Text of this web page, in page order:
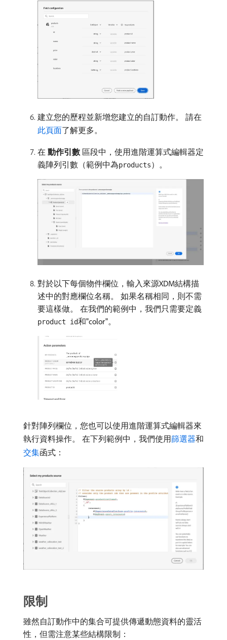
建立您的歷程並新增您建立的自訂動作。 請在
此頁面了解更多。
在​ 動作引數 ​區段中，使用進階運算式編輯器定
義陣列引數（範例中為products）。
對於以下每個物件欄位，輸入來源XDM結構描
述中的對應欄位名稱。 如果名稱相同，則不需
要這樣做。 在我們的範例中，我們只需要定義
product id和"color"。
針對陣列欄位，您也可以使用進階運算式編輯器來
執行資料操作。 在下列範例中，我們使用篩選器和
交集函式：
限制
雖然自訂動作中的集合可提供傳遞動態資料的靈活
性，但需注意某些結構限制：